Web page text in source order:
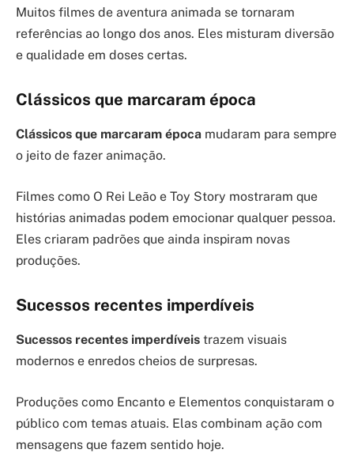
Muitos filmes de aventura animada se tornaram
referências ao longo dos anos. Eles misturam diversão
e qualidade em doses certas.
Clássicos que marcaram época
Clássicos que marcaram época mudaram para sempre
o jeito de fazer animação.
Filmes como O Rei Leão e Toy Story mostraram que
histórias animadas podem emocionar qualquer pessoa.
Eles criaram padrões que ainda inspiram novas
produções.
Sucessos recentes imperdíveis
Sucessos recentes imperdíveis trazem visuais
modernos e enredos cheios de surpresas.
Produções como Encanto e Elementos conquistaram o
público com temas atuais. Elas combinam ação com
mensagens que fazem sentido hoje.